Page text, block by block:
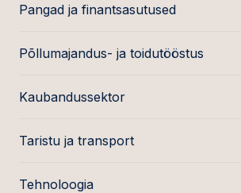
Pangad ja finantsasutused
Põllumajandus- ja toidutööstus
Kaubandussektor
Taristu ja transport
Tehnoloogia